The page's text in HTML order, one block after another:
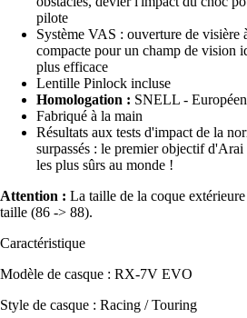
pilote
Système VAS : ouverture de visière
compacte pour un champ de vision
plus efficace
Lentille Pinlock incluse
Homologation : SNELL -
Fabriqué à la main
Résultats aux tests d'impact de la
surpassés : le premier objectif d'Arai
les plus sûrs au monde !
Attention : La taille de la coque
taille (86 -> 88).
Caractéristique
Modèle de casque : RX-7V EVO
Style de casque : Racing / Touring